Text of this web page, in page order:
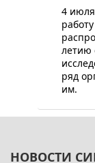
4
летию
ряд
им.
НОВОСТИ